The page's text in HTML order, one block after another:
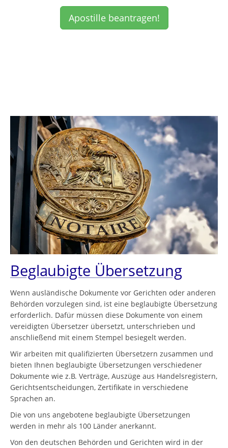
Apostille beantragen!
Beglaubigte Übersetzung
Wenn ausländische Dokumente vor Gerichten oder anderen
Behörden vorzulegen sind, ist eine beglaubigte Übersetzung
erforderlich. Dafür müssen diese Dokumente von einem
vereidigten Übersetzer übersetzt, unterschrieben und
anschließend mit einem Stempel besiegelt werden.
Wir arbeiten mit qualifizierten Übersetzern zusammen und
bieten Ihnen beglaubigte Übersetzungen verschiedener
Dokumente wie z.B. Verträge, Auszüge aus Handelsregistern,
Gerichtsentscheidungen, Zertifikate in verschiedene
Sprachen an.
Die von uns angebotene beglaubigte Übersetzungen
werden in mehr als 100 Länder anerkannt.
Von den deutschen Behörden und Gerichten wird in der